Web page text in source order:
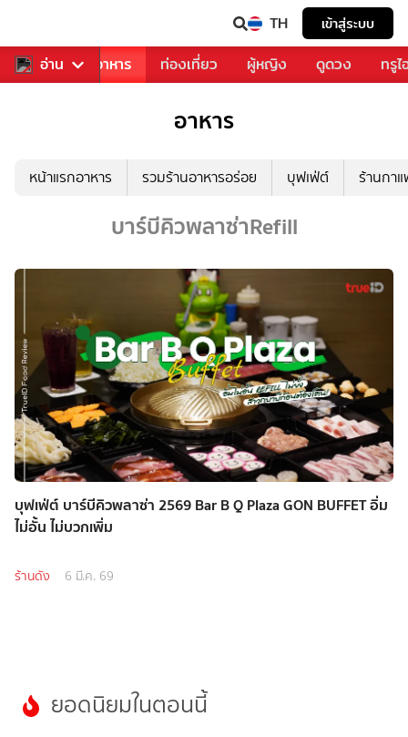
TH เข้าสู่ระบบ
อ่าน
การเพลง อาหาร ท่องเที่ยว ผู้หญิง ดูดวง ทรู
อาหาร
หน้าแรกอาหาร รวมร้านอาหารอร่อย บุฟเฟ่ต์ ร้านกา
บาร์บีคิวพลาซ่าRefill
บุฟเฟ่ต์ บาร์บีคิวพลาซ่า 2569 Bar B Q Plaza GON BUFFET อิ่ม
ไม่อั้น ไม่บวกเพิ่ม
ร้านดัง 6 มี.ค. 69
ยอดนิยมในตอนนี้